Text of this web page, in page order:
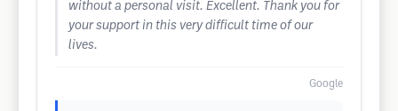
without a personal visit. Excellent. Thank you for
your support in this very difficult time of our
lives.
Google